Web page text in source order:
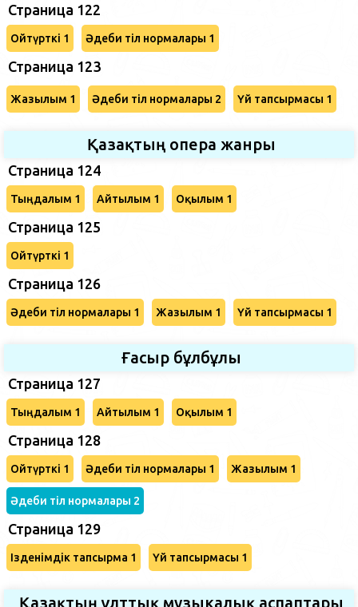
Страница 122
Ойтүрткі 1 Әдеби тіл нормалары 1
Страница 123
Жазылым 1 Әдеби тіл нормалары 2 Үй тапсырмасы 1
Қазақтың опера жанры
Страница 124
Тыңдалым 1 Айтылым 1 Оқылым 1
Страница 125
Ойтүрткі 1
Страница 126
Әдеби тіл нормалары 1 Жазылым 1 Үй тапсырмасы 1
Ғасыр бұлбұлы
Страница 127
Тыңдалым 1 Айтылым 1 Оқылым 1
Страница 128
Ойтүрткі 1 Әдеби тіл нормалары 1 Жазылым 1
Әдеби тіл нормалары 2
Страница 129
Ізденімдік тапсырма 1 Үй тапсырмасы 1
Қазақтың ұлттық музыкалық аспаптары